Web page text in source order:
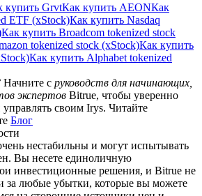
купить GrvtКак купить AEONКак
ETF (xStock)Как купить Nasdaq
Как купить Broadcom tokenized stock
tokenized stock (xStock)Как купить
Как купить Alphabet tokenized
Начните с руководств для начинающих,
экспертов Bitrue, чтобы уверенно
управлять своим Irys. Читайте
Блог
нестабильны и могут испытывать
Вы несете единоличную
инвестиционные решения, и Bitrue не
за любые убытки, которые вы можете